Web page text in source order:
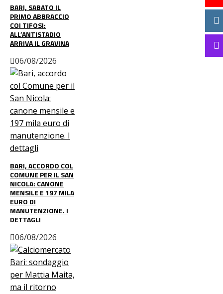
BARI, SABATO IL
PRIMO ABBRACCIO
COI TIFOSI:
ALL’ANTISTADIO
ARRIVA IL GRAVINA
06/08/2026
BARI, ACCORDO COL
COMUNE PER IL SAN
NICOLA: CANONE
MENSILE E 197 MILA
EURO DI
MANUTENZIONE. I
DETTAGLI
06/08/2026